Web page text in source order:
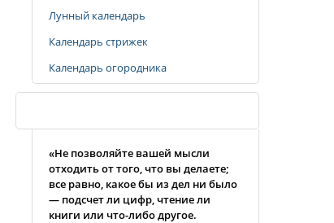
Лунный календарь
Календарь стрижек
Календарь огородника
«Не позволяйте вашей мысли
отходить от того, что вы делаете;
все равно, какое бы из дел ни было
— подсчет ли цифр, чтение ли
книги или что-либо другое.